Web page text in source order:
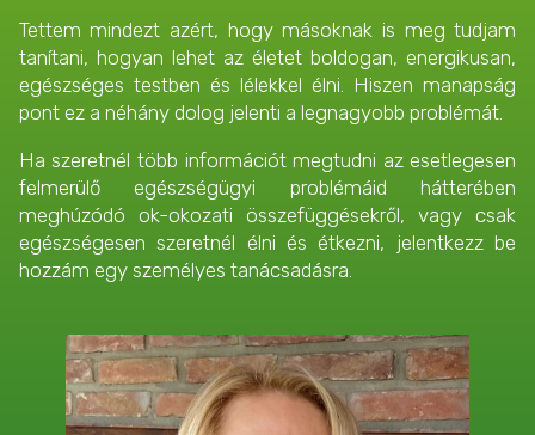
Tettem mindezt azért, hogy másoknak is meg tudjam
tanítani, hogyan lehet az életet boldogan, energikusan,
egészséges testben és lélekkel élni. Hiszen manapság
pont ez a néhány dolog jelenti a legnagyobb problémát.
Ha szeretnél több információt megtudni az esetlegesen
felmerülő egészségügyi problémáid hátterében
meghúzódó ok-okozati összefüggésekről, vagy csak
egészségesen szeretnél élni és étkezni, jelentkezz be
hozzám egy személyes tanácsadásra.